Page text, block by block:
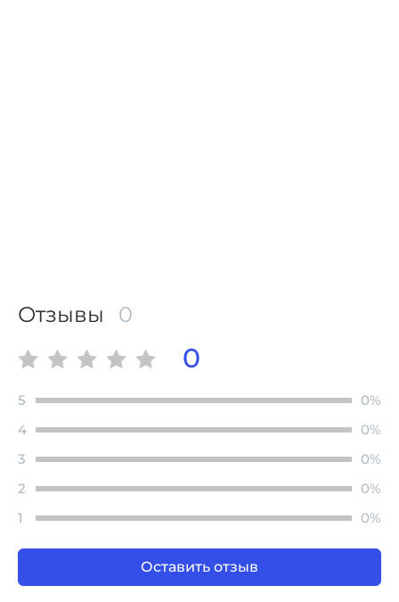
Отзывы 0
0
5
0%
4
0%
3
0%
2
0%
1
0%
Оставить отзыв